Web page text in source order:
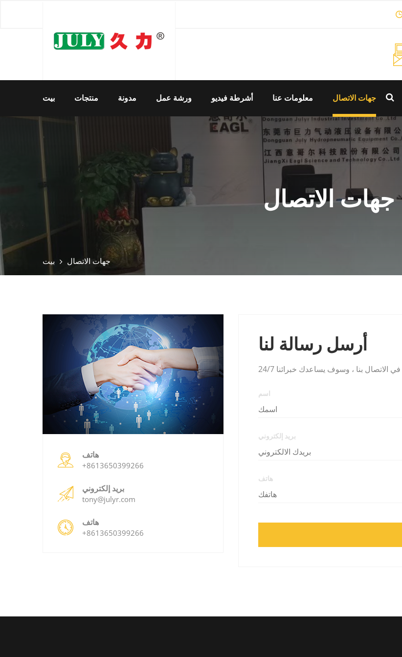
بيت منتجات مدونة ورشة عمل أشرطة فيديو معلومات عنا جهات الاتصال
جهات الاتصال
بيت جهات الاتصال
هاتف
+8613650399266
بريد إلكتروني
tony@julyr.com
هاتف
+8613650399266
أرسل رسالة لنا
اسم
بريد إلكتروني
هاتف